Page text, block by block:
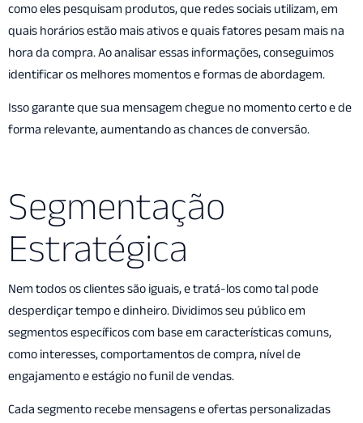
como eles pesquisam produtos, que redes sociais utilizam, em
quais horários estão mais ativos e quais fatores pesam mais na
hora da compra. Ao analisar essas informações, conseguimos
identificar os melhores momentos e formas de abordagem.
Isso garante que sua mensagem chegue no momento certo e de
forma relevante, aumentando as chances de conversão.
Segmentação
Estratégica
Nem todos os clientes são iguais, e tratá-los como tal pode
desperdiçar tempo e dinheiro. Dividimos seu público em
segmentos específicos com base em características comuns,
como interesses, comportamentos de compra, nível de
engajamento e estágio no funil de vendas.
Cada segmento recebe mensagens e ofertas personalizadas